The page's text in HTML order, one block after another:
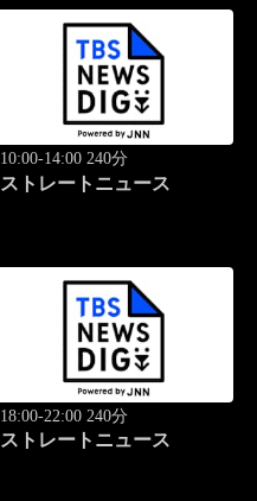
10:00-14:00 240分
ストレートニュース
18:00-22:00 240分
ストレートニュース